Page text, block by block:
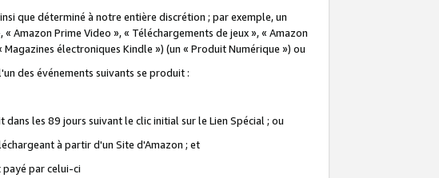
que déterminé à notre entière discrétion ; par exemple, un
Amazon Prime Video », « Téléchargements de jeux », « Amazon
électroniques Kindle ») (un « Produit Numérique ») ou
des événements suivants se produit :
les 89 jours suivant le clic initial sur le Lien Spécial ; ou
à partir d'un Site d'Amazon ; et
par celui-ci